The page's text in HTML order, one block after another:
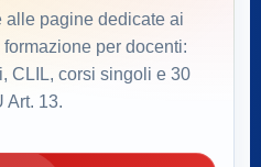
alle pagine dedicate ai
per docenti:
CLIL, corsi singoli e 30
Art. 13.